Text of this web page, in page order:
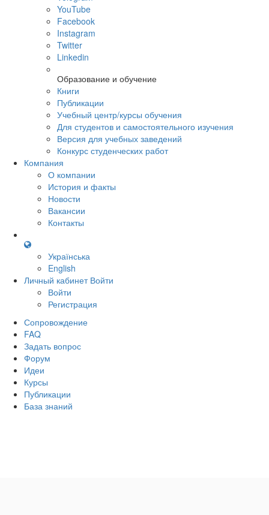
YouTube
Facebook
Instagram
Twitter
Linkedin
Образование и обучение
Книги
Публикации
Учебный центр/курсы обучения
Для студентов и самостоятельного изучения
Версия для учебных заведений
Конкурс студенческих работ
Компания
О компании
История и факты
Новости
Вакансии
Контакты
Українська
English
Личный кабинет Войти
Войти
Регистрация
Сопровождение
FAQ
Задать вопрос
Форум
Идеи
Курсы
Публикации
База знаний